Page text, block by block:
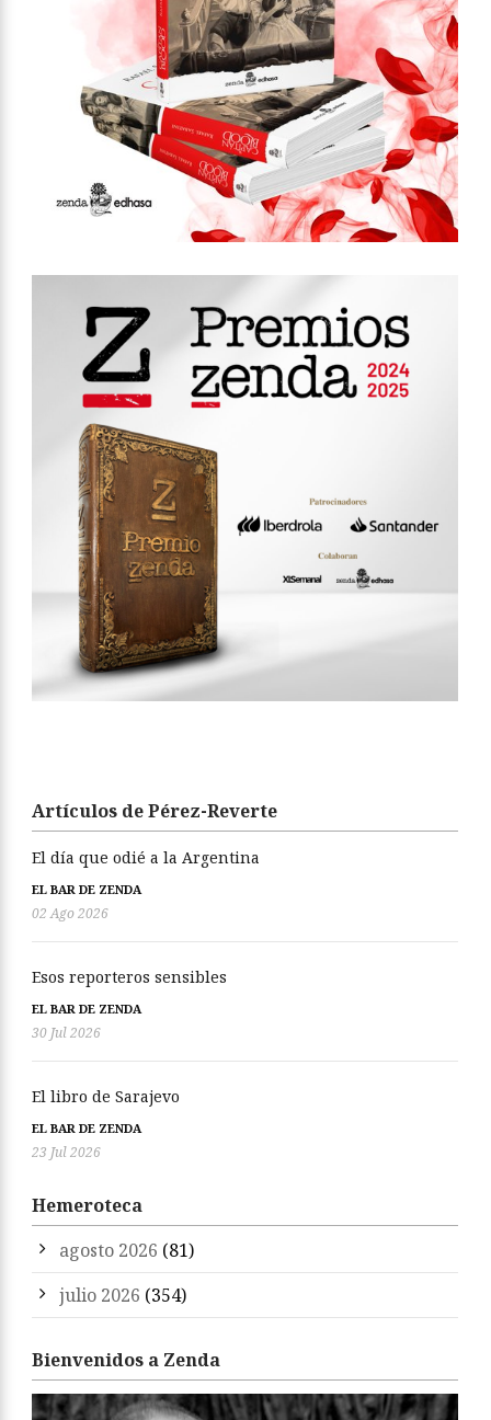
Artículos de Pérez-Reverte
El día que odié a la Argentina
EL BAR DE ZENDA
02 Ago 2026
Esos reporteros sensibles
EL BAR DE ZENDA
30 Jul 2026
El libro de Sarajevo
EL BAR DE ZENDA
23 Jul 2026
Hemeroteca
agosto 2026 (81)
julio 2026 (354)
Bienvenidos a Zenda